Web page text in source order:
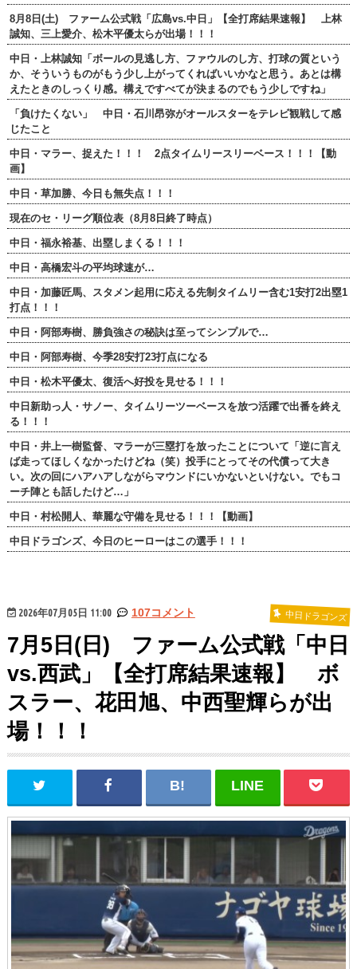
8月8日(土) ファーム公式戦「広島vs.中日」【全打席結果速報】 上林
誠知、三上愛介、松木平優太らが出場！！！
中日・上林誠知「ボールの見逃し方、ファウルのし方、打球の質という
か、そういうものがもう少し上がってくればいいかなと思う。あとは構
えたときのしっくり感。構えですべてが決まるのでもう少しですね」
「負けたくない」 中日・石川昂弥がオールスターをテレビ観戦して感
じたこと
中日・マラー、捉えた！！！ 2点タイムリースリーベース！！！【動
画】
中日・草加勝、今日も無失点！！！
現在のセ・リーグ順位表（8月8日終了時点）
中日・福永裕基、出塁しまくる！！！
中日・高橋宏斗の平均球速が…
中日・加藤匠馬、スタメン起用に応える先制タイムリー含む1安打2出塁1
打点！！！
中日・阿部寿樹、勝負強さの秘訣は至ってシンプルで…
中日・阿部寿樹、今季28安打23打点になる
中日・松木平優太、復活へ好投を見せる！！！
中日新助っ人・サノー、タイムリーツーベースを放つ活躍で出番を終え
る！！！
中日・井上一樹監督、マラーが三塁打を放ったことについて「逆に言え
ば走ってほしくなかったけどね（笑）投手にとってその代償って大き
い。次の回にハアハアしながらマウンドにいかないといけない。でもコ
ーチ陣とも話したけど…」
中日・村松開人、華麗な守備を見せる！！！【動画】
中日ドラゴンズ、今日のヒーローはこの選手！！！
2026年07月05日 11:00 107コメント 中日ドラゴンズ
7月5日(日) ファーム公式戦「中日
vs.西武」【全打席結果速報】 ボ
スラー、花田旭、中西聖輝らが出
場！！！